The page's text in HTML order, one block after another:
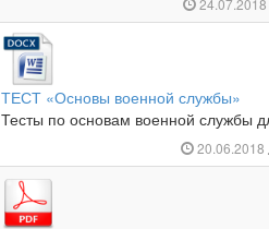
ТЕСТ «Основы военной службы»
Тесты по основам военной службы
20.06.2018